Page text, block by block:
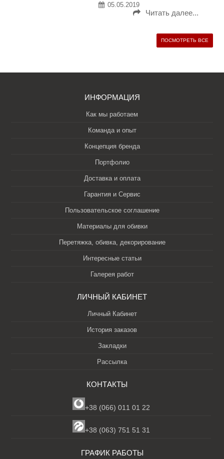
05.05.2019
Читать далее...
ПОСМОТРЕТЬ ВСЕ
ИНФОРМАЦИЯ
Как мы работаем
Команда и опыт
Концепция бренда
Портфолио
Доставка и оплата
Гарантия и Сервис
Пользовательское соглашение
Материалы для обивки
Перетяжка, обивка, декорирование
Интересные статьи
Галерея работ
ЛИЧНЫЙ КАБИНЕТ
Личный Кабинет
История заказов
Закладки
Рассылка
КОНТАКТЫ
+38 (066) 011 01 22
+38 (063) 751 51 31
ГРАФИК РАБОТЫ